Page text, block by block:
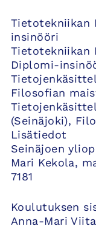
Tietotekniikan
insinööri
Tietotekniikan
Diplomi-
Filosofian
(Seinäjoki),
Lisätiedot
Seinäjoen
Mari Kekola,
7181
Koulutuksen
Anna-Mari